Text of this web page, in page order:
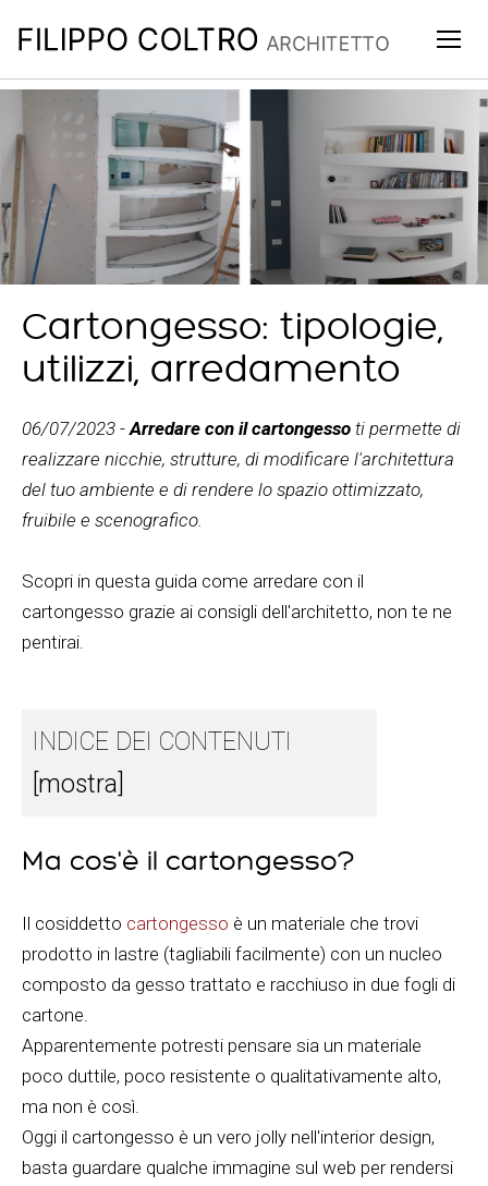
Cartongesso: tipologie,
utilizzi, arredamento
06/07/2023 -Arredare con il cartongesso ti permette di
realizzare nicchie, strutture, di modificare l'architettura
del tuo ambiente e di rendere lo spazio ottimizzato,
fruibile e scenografico.
Scopri in questa guida come arredare con il
cartongesso grazie ai consigli dell'architetto, non te ne
pentirai.
INDICE DEI CONTENUTI
[mostra]
Ma cos'è il cartongesso?
Il cosiddetto cartongesso è un materiale che trovi
prodotto in lastre (tagliabili facilmente) con un nucleo
composto da gesso trattato e racchiuso in due fogli di
cartone.
Apparentemente potresti pensare sia un materiale
poco duttile, poco resistente o qualitativamente alto,
ma non è così.
Oggi il cartongesso è un vero jolly nell'interior design,
basta guardare qualche immagine sul web per rendersi